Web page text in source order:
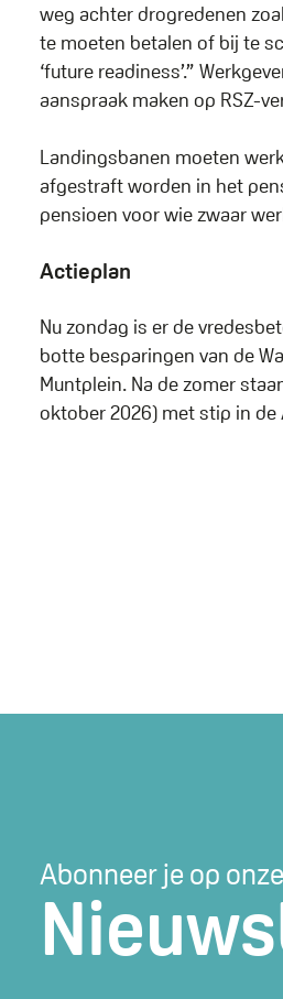
weg achter drogredenen
te moeten betalen of bij te
‘future readiness’.”
aanspraak maken op RSZ-
Landingsbanen moeten
afgestraft worden in het
pensioen voor wie zwaar
Actieplan
Nu zondag is er de
botte besparingen van de
Muntplein. Na de zomer
oktober 2026) met stip in de
Abonneer je op onze